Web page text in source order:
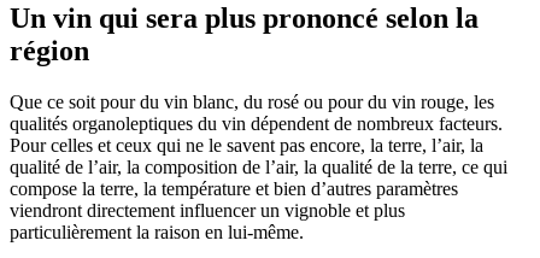
Un vin qui sera plus prononcé selon la
région
Que ce soit pour du vin blanc, du rosé ou pour du vin rouge, les
qualités organoleptiques du vin dépendent de nombreux facteurs.
Pour celles et ceux qui ne le savent pas encore, la terre, l’air, la
qualité de l’air, la composition de l’air, la qualité de la terre, ce qui
compose la terre, la température et bien d’autres paramètres
viendront directement influencer un vignoble et plus
particulièrement la raison en lui-même.